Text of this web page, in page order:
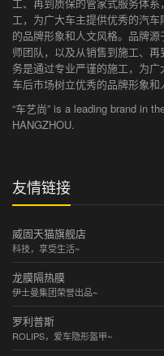
工，为广大车主提供优秀的汽
的品牌形象和人文风格。品牌
师团队，以及从销售到施工、
务是通过专业严谨的施工，为
车后市场树立优秀的品牌形象和
“车艺尚” is a leading brand in
HANGZHOU.
友情链接
威固天猫旗舰店
科技，享受生活~
龙膜隔热膜
伊士曼集团荣誉出品~
罗利普斯
ROLIPS，爱车隐形盔甲~